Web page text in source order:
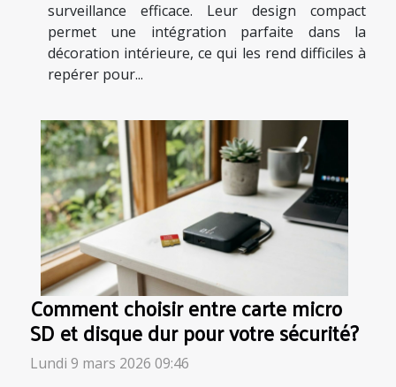
surveillance efficace. Leur design compact
permet une intégration parfaite dans la
décoration intérieure, ce qui les rend difficiles à
repérer pour...
Comment choisir entre carte micro
SD et disque dur pour votre sécurité?
Lundi 9 mars 2026 09:46